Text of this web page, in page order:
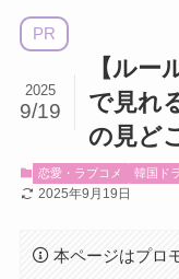
PR
【ルー
で見れ
の見ど
2025
9/19
恋愛・ラブコメ 韓国ド
2025年9月19日
本ページはプロ